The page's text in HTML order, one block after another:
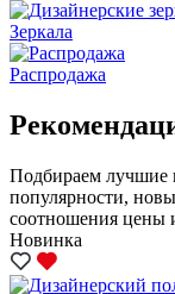
Зеркала
Распродажа
Подбираем лучшие
популярности,
соотношения цены
Новинка